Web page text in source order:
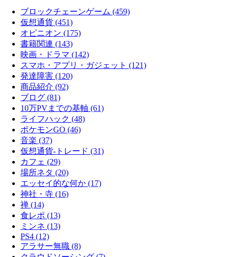
ブロックチェーンゲーム (459)
仮想通貨 (451)
オピニオン (175)
書籍関連 (143)
映画・ドラマ (142)
スマホ・アプリ・ガジェット (121)
発達障害 (120)
商品紹介 (92)
ブログ (81)
10万PVまでの基軸 (61)
ライフハック (48)
ポケモンGO (46)
音楽 (37)
仮想通貨-トレード (31)
カフェ (29)
場所ネタ (20)
エッセイ的な何か (17)
神社・寺 (16)
禅 (14)
食レポ (13)
ミンネ (13)
PS4 (12)
アラサー無職 (8)